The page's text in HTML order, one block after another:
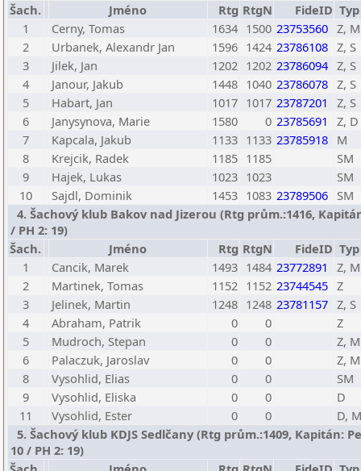
Šach.
Jméno Rtg RtgN FideID Typ
1
Cerny, Tomas 1634 1500 23753560 Z, M
2
Urbanek, Alexandr Jan 1596 1424 23786108 Z, S
3
Jilek, Jan 1202 1202 23786094 Z, S
4
Janour, Jakub 1448 1040 23786078 Z, S
5
Habart, Jan 1017 1017 23787201
Z, S
6
Janysynova, Marie 1580 0 23785691
Z, D
7
Kapcala, Jakub 1133 1133 23785918 M
8
Krejcik, Radek 1185 1185
SM
9
Hajek, Lukas 1023 1023
SM
10
Sajdl, Dominik 1453 1083 23789506 SM
4. Šachový klub Bakov nad Jizerou (Rtg prům.:1416,
/ PH 2: 19)
Šach.
Jméno Rtg RtgN FideID Typ
1
Cancik, Marek 1493 1484 23772891
Z, M
2
Martinek, Tomas 1152 1152 23744545 Z
3
Jelinek, Martin 1248 1248 23781157 Z, S
4
Abraham, Patrik 0 0
Z
5
Mudroch, Stepan 0 0
Z, M
6
Palaczuk, Jaroslav 0 0
Z, M
8
Vysohlid, Elias 0 0
SM
9
Vysohlid, Eliska 0 0
D
11
Vysohlid, Ester 0 0
D, M
5. Šachový klub KDJS Sedlčany (Rtg prům.:1409, Kapitán:
10 / PH 2: 19)